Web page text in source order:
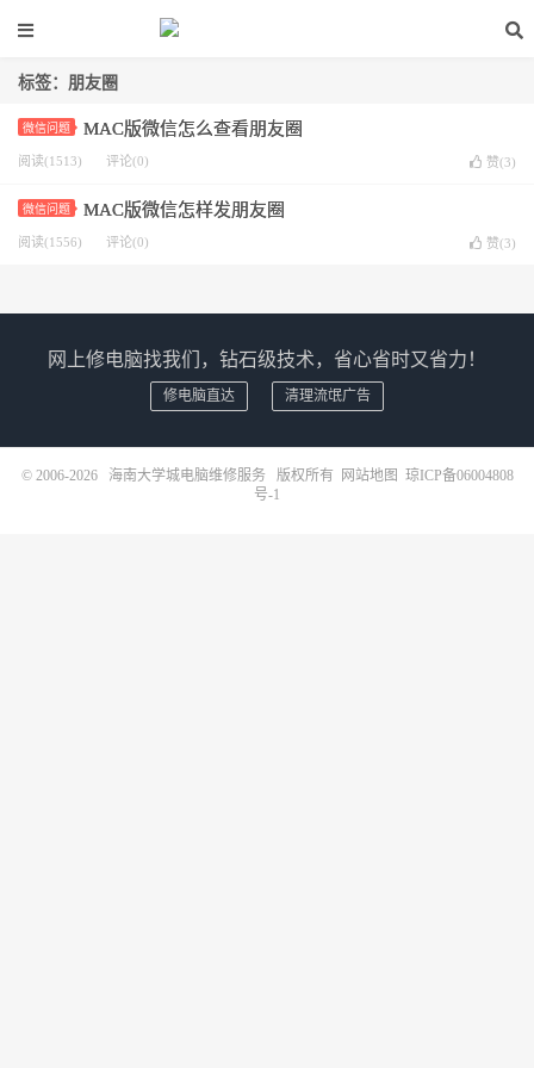
标签：朋友圈
微信问题 MAC版微信怎么查看朋友圈
阅读(1513) 评论(0) 赞(3)
微信问题 MAC版微信怎样发朋友圈
阅读(1556) 评论(0) 赞(3)
网上修电脑找我们，钻石级技术，省心省时又省力！
修电脑直达 清理流氓广告
© 2006-2026 海南大学城电脑维修服务 版权所有 网站地图 琼ICP备06004808
号-1